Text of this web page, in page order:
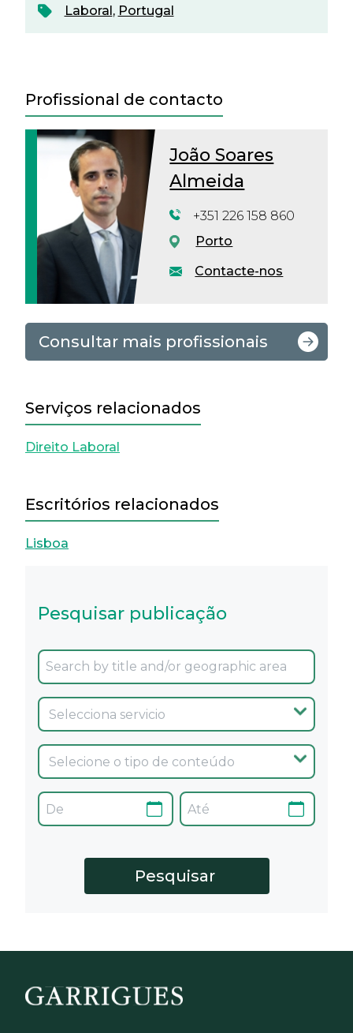
Laboral, Portugal
Profissional de contacto
João Soares
Almeida
Contacte-nos
+351 226 158 860
Porto
Consultar mais profissionais
Serviços relacionados
Direito Laboral
Escritórios relacionados
Lisboa
Pesquisar publicação